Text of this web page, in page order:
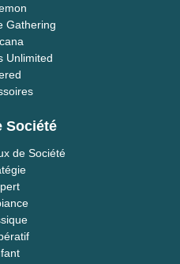
Gathering
Unlimited
Société
de Société